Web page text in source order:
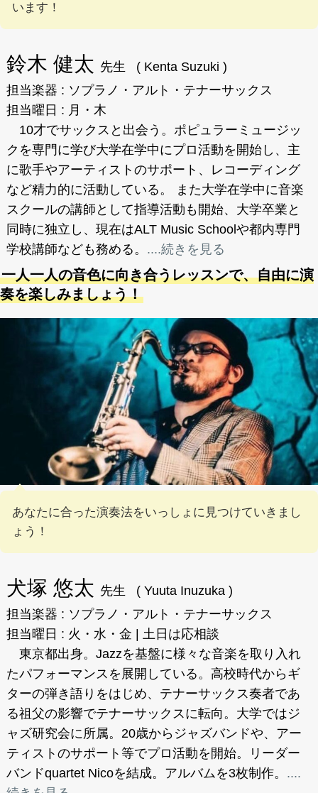
います！
鈴木 健太 先生   ( Kenta Suzuki )
担当楽器 : ソプラノ・アルト・テナーサックス
担当曜日 : 月・木
10才でサックスと出会う。ポピュラーミュージッ
クを専門に学び大学在学中にプロ活動を開始し、主
に歌手やアーティストのサポート、レコーディング
など精力的に活動している。 また大学在学中に音楽
スクールの講師として指導活動も開始、大学卒業と
同時に独立し、現在はALT Music Schoolや都内専門
学校講師なども務める。 ....続きを見る
一人一人の音色に向き合うレッスンで、自由に演
奏を楽しみましょう！
あなたに合った演奏法をいっしょに見つけていきまし
ょう！
犬塚 悠太 先生   ( Yuuta Inuzuka )
担当楽器 : ソプラノ・アルト・テナーサックス
担当曜日 : 火・水・金 | 土日は応相談
東京都出身。Jazzを基盤に様々な音楽を取り入れ
たパフォーマンスを展開している。高校時代からギ
ターの弾き語りをはじめ、テナーサックス奏者であ
る祖父の影響でテナーサックスに転向。大学ではジ
ャズ研究会に所属。20歳からジャズバンドや、アー
ティストのサポート等でプロ活動を開始。リーダー
バンドquartet Nicoを結成。アルバムを3枚制作。 ....